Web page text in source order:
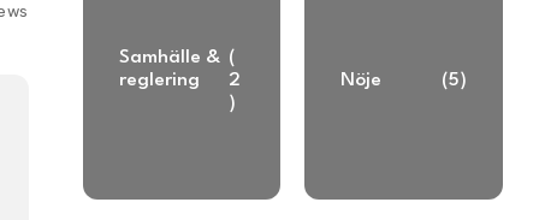
Samhälle &
reglering
(
2
)
Nöje (5)